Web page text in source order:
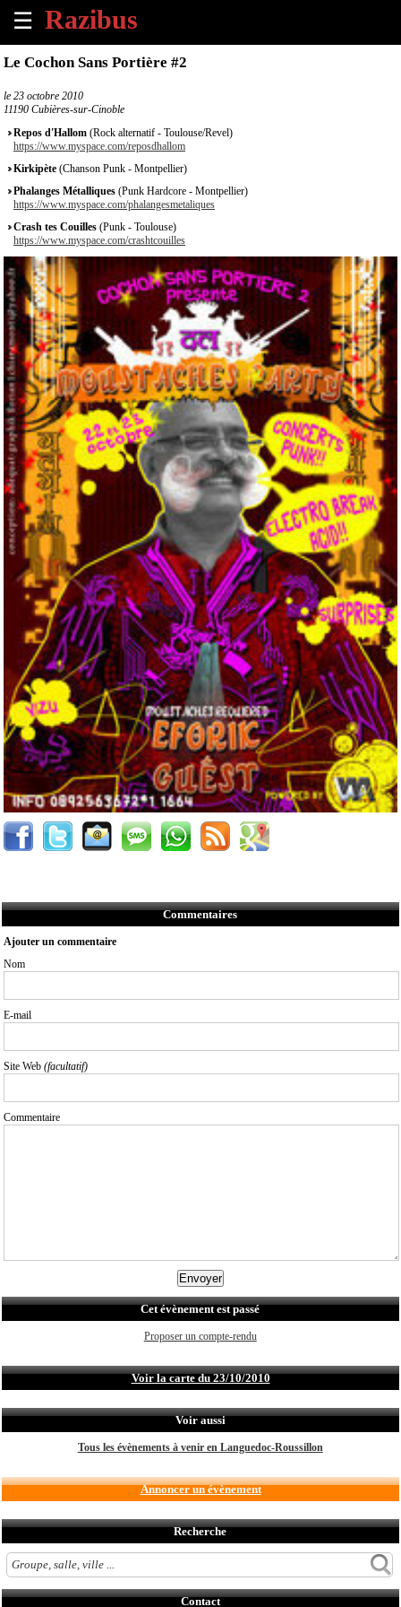
☰
×
Tous
les
évènements
à
venir
Annoncer
évènement
Contact
À
propos
Le Cochon Sans Portière #2
le 23 octobre 2010
11190 Cubières-sur-Cinoble
Repos d'Hallom (Rock alternatif - Toulouse/Revel)
https://www.myspace.com/reposdhallom
Kirkipète (Chanson Punk - Montpellier)
Phalanges Métalliques (Punk Hardcore - Montpellier)
https://www.myspace.com/phalangesmetaliques
Crash tes Couilles (Punk - Toulouse)
https://www.myspace.com/crashtcouilles
Commentaires
Ajouter un commentaire
Nom
E-mail
Site Web (facultatif)
Commentaire
Cet évènement est passé
Proposer un compte-rendu
Voir la carte du 23/10/2010
Voir aussi
Tous les évènements à venir en Languedoc-Roussillon
Annoncer un évènement
Recherche
Contact